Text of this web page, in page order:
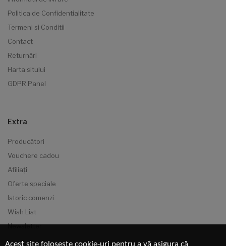
Politica de Confidentialitate
Termeni si Conditii
Contact
Returnări
Harta sitului
GDPR Panel
Extra
Producători
Vouchere cadou
Afiliaţi
Oferte speciale
Istoric comenzi
Wish List
Newsletter
Acest site folosește cookie-uri pentru a vă asigura că